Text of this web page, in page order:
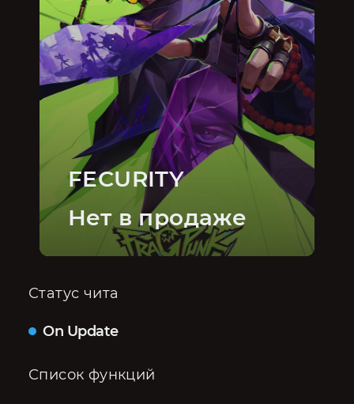
FECURITY
Нет в продаже
Статус чита
On Update
Список функций